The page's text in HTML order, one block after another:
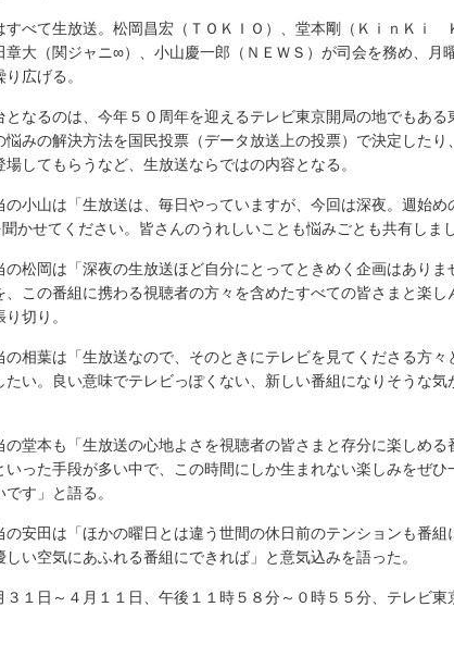
べて生放送。松岡昌宏（ＴＯＫＩＯ）、堂本剛（ＫｉｎＫｉ
章大（関ジャニ∞）、小山慶一郎（ＮＥＷＳ）が司会を務め、月
広げる。
なるのは、今年５０周年を迎えるテレビ東京開局の地でもある
悩みの解決方法を国民投票（データ放送上の投票）で決定したり
場してもらうなど、生放送ならではの内容となる。
小山は「生放送は、毎日やっていますが、今回は深夜。週始め
聞かせてください。皆さんのうれしいことも悩みごとも共有しま
松岡は「深夜の生放送ほど自分にとってときめく企画はありま
、この番組に携わる視聴者の方々を含めたすべての皆さまと楽し
切り。
相葉は「生放送なので、そのときにテレビを見てくださる方々
たい。良い意味でテレビっぽくない、新しい番組になりそうな
堂本も「生放送の心地よさを視聴者の皆さまと存分に楽しめる
いった手段が多い中で、この時間にしか生まれない楽しみをぜひ
す」と語る。
安田は「ほかの曜日とは違う世間の休日前のテンションも番組
しい空気にあふれる番組にできれば」と意気込みを語った。
１日～４月１１日、午後１１時５８分～０時５５分、テレビ東